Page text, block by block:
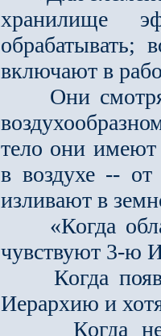
хранилище
обрабатывать;
включают в
Они смотрят
тело они имеют
в воздухе --
изливают в
«Когда
чувствуют 3-ю
Когда
Иерархию и
Когда